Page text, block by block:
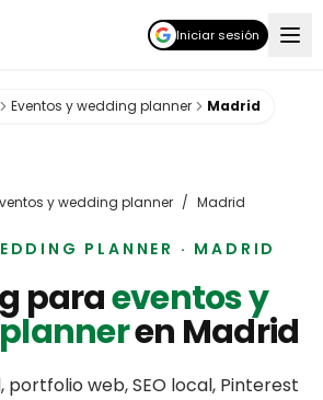
Iniciar sesión
Eventos y wedding planner Madrid
y wedding planner / Madrid
PLANNER · MADRID
paraeventos y
en Madrid
portfolio web, SEO local, Pinterest